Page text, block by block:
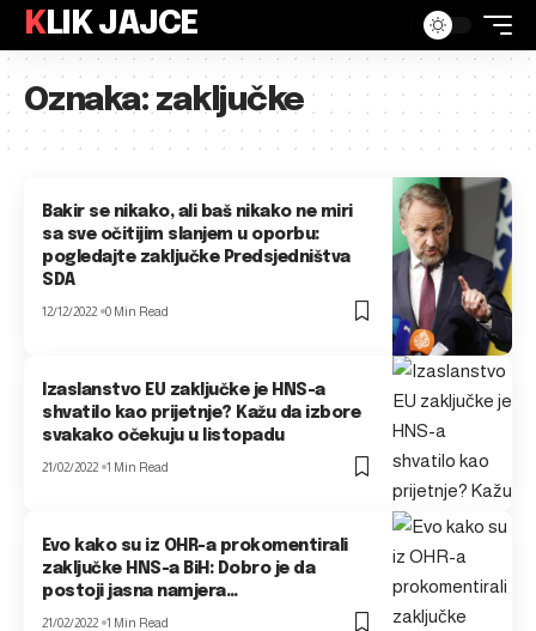
KLIK JAJCE
Oznaka:zaključke
Bakir se nikako, ali baš nikako ne miri
sa sve očitijim slanjem u oporbu:
pogledajte zaključke Predsjedništva
SDA
12/12/2022 0 Min Read
Izaslanstvo EU zaključke je HNS-a
shvatilo kao prijetnje? Kažu da izbore
svakako očekuju u listopadu
21/02/2022 1 Min Read
Evo kako su iz OHR-a prokomentirali
zaključke HNS-a BiH: Dobro je da
postoji jasna namjera…
21/02/2022 1 Min Read